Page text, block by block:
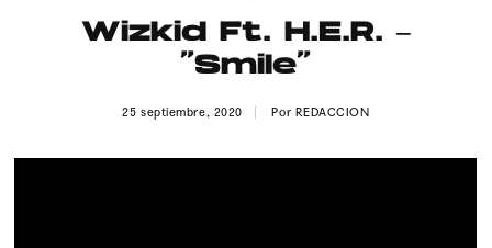
Wizkid Ft. H.E.R. –
“Smile”
25 septiembre, 2020 Por REDACCION